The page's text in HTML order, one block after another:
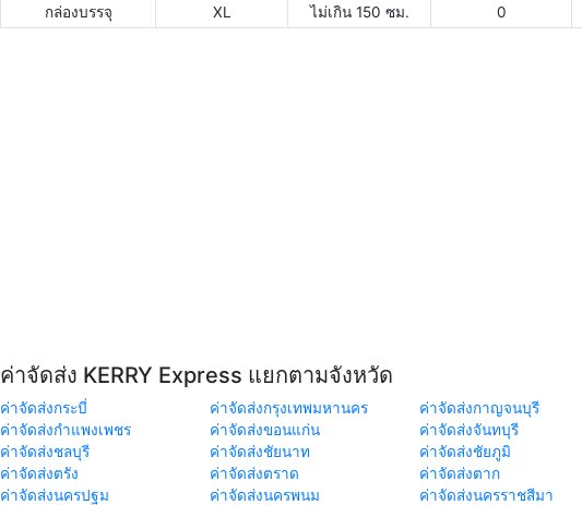
กล่องบรรจุ
XL ไม่เกิน 150 ซม. 0
ค่าจัดส่ง KERRY Express แยกตามจังหวัด
ค่าจัดส่งกระบี่ ค่าจัดส่งกรุงเทพมหานคร ค่าจัดส่งกาญจนบุรี
ค่าจัดส่งกำแพงเพชร
ค่าจัดส่งขอนแก่น ค่าจัดส่งจันทบุรี
ค่าจัดส่งชลบุรี
ค่าจัดส่งชัยนาท ค่าจัดส่งชัยภูมิ
ค่าจัดส่งตรัง
ค่าจัดส่งตราด ค่าจัดส่งตาก
ค่าจัดส่งนครปฐม
ค่าจัดส่งนครพนม ค่าจัดส่งนครราชสีมา